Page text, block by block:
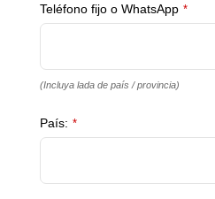
Teléfono fijo o WhatsApp *
(Incluya lada de país / provincia)
País: *